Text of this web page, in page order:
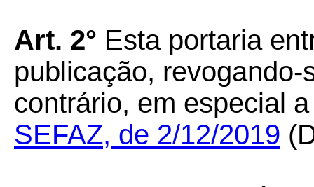
Art. 2° Esta portaria
publicação,
contrário, em especial
SEFAZ, de 2/12/2019